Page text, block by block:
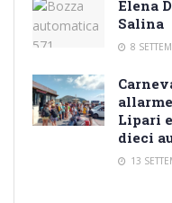
Elena
Salina
8
Lipari
dieci
13